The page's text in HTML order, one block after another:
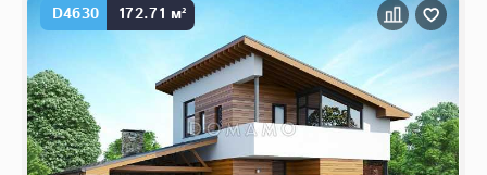
D4630 172.71 м²